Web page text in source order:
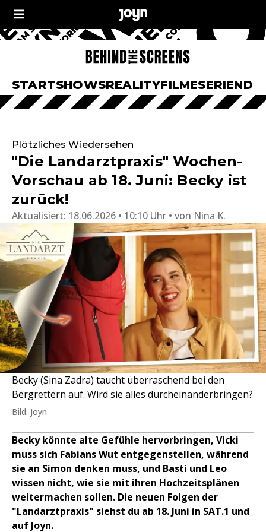
STARTSHOWSREALITYFILMESERIEN
Plötzliches Wiedersehen
"Die Landarztpraxis" Wochen-
Vorschau ab 18. Juni: Becky ist
zurück!
Aktualisiert: 18.06.2026 • 10:10 Uhr von Nina K.
Becky (Sina Zadra) taucht überraschend bei den
Bergrettern auf. Wird sie alles durcheinanderbringen?
Bild: Joyn
Becky könnte alte Gefühle hervorbringen, Vicki
muss sich Fabians Wut entgegenstellen, während
sie an Simon denken muss, und Basti und Leo
wissen nicht, wie sie mit ihren Hochzeitsplänen
weitermachen sollen. Die neuen Folgen der
"Landarztpraxis" siehst du ab 18. Juni in SAT.1 und
auf Joyn.